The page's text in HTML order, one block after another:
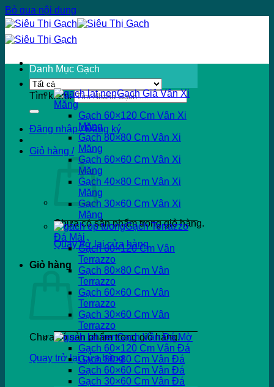
Bỏ qua nội dung
Tìm kiếm:
Đăng nhập / Đăng ký
Giỏ hàng /
Chưa có sản phẩm trong giỏ hàng.
Quay trở lại cửa hàng
Giỏ hàng
Chưa có sản phẩm trong giỏ hàng.
Quay trở lại cửa hàng
Danh Mục Gạch
Gạch Giả Vân Xi
Măng
Gạch 60×120 Cm Vân Xi
Măng
Gạch 80×80 Cm Vân Xi
Măng
Gạch 60×60 Cm Vân Xi
Măng
Gạch 40×80 Cm Vân Xi
Măng
Gạch 30×60 Cm Vân Xi
Măng
Gạch Terrazzo
Đá Mài
Gạch 60×120 Cm Vân
Terrazzo
Gạch 80×80 Cm Vân
Terrazzo
Gạch 60×60 Cm Vân
Terrazzo
Gạch 30×60 Cm Vân
Terrazzo
Gạch Vân Đá Mờ
Gạch 60×120 Cm Vân Đá
Gạch 80×80 Cm Vân Đá
Gạch 60×60 Cm Vân Đá
Gạch 30×60 Cm Vân Đá